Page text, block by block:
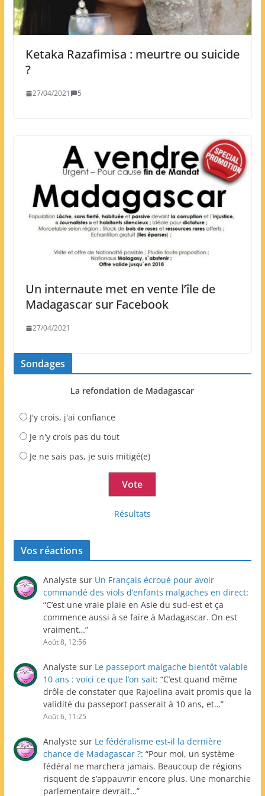
Ketaka Razafimisa : meurtre ou suicide
?
27/04/2021 5
Un internaute met en vente l’île de
Madagascar sur Facebook
27/04/2021
Sondages
La refondation de Madagascar
J'y crois, j'ai confiance
Je n'y crois pas du tout
Je ne sais pas, je suis mitigé(e)
Résultats
Vos réactions
Analyste sur Un Français écroué pour avoir
commandé des viols d’enfants malgaches en direct:
“C’est une vraie plaie en Asie du sud-est et ça
commence aussi à se faire à Madagascar. On est
vraiment…”
Août 8, 12:56
Analyste sur Le passeport malgache bientôt valable
10 ans : voici ce que l’on sait: “C’est quand même
drôle de constater que Rajoelina avait promis que la
validité du passeport passerait à 10 ans, et…”
Août 6, 11:25
Analyste sur Le fédéralisme est-il la dernière
chance de Madagascar ?: “Pour moi, un système
fédéral ne marchera jamais. Beaucoup de régions
risquent de s’appauvrir encore plus. Une monarchie
parlementaire devrait…”